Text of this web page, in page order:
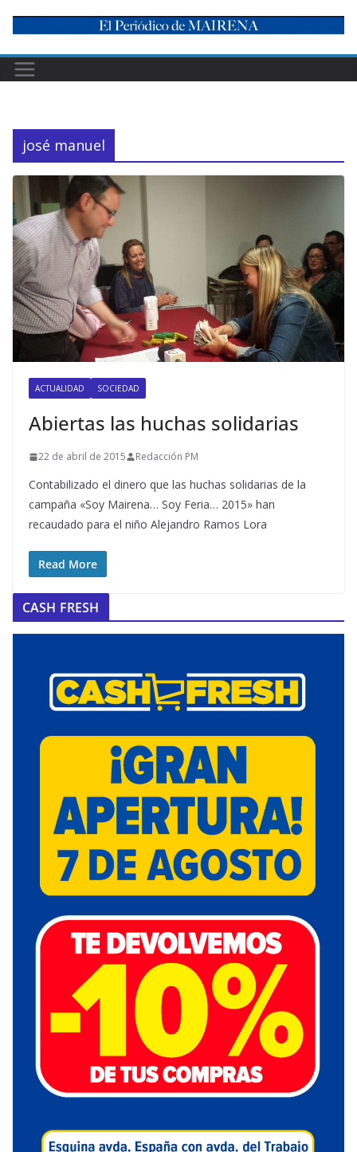
content
josé manuel
ACTUALIDAD SOCIEDAD
Abiertas las huchas solidarias
22 de abril de 2015 Redacción PM
Contabilizado el dinero que las huchas solidarias de la
campaña «Soy Mairena… Soy Feria… 2015» han
recaudado para el niño Alejandro Ramos Lora
Read More
CASH FRESH